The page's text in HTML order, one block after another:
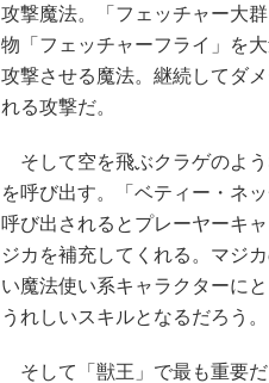
攻撃魔法。「フェッチャー大
物「フェッチャーフライ」を
攻撃させる魔法。継続してダ
れる攻撃だ。
そして空を飛ぶクラゲのよう
を呼び出す。「ベティー・ネ
呼び出されるとプレーヤーキ
ジカを補充してくれる。マジ
い魔法使い系キャラクターに
うれしいスキルとなるだろう。
そして「獣王」で最も重要